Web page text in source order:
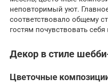
неповторимый уют.
соответствовало общему
гостям почувствовать
Декор в стиле
Цветочные